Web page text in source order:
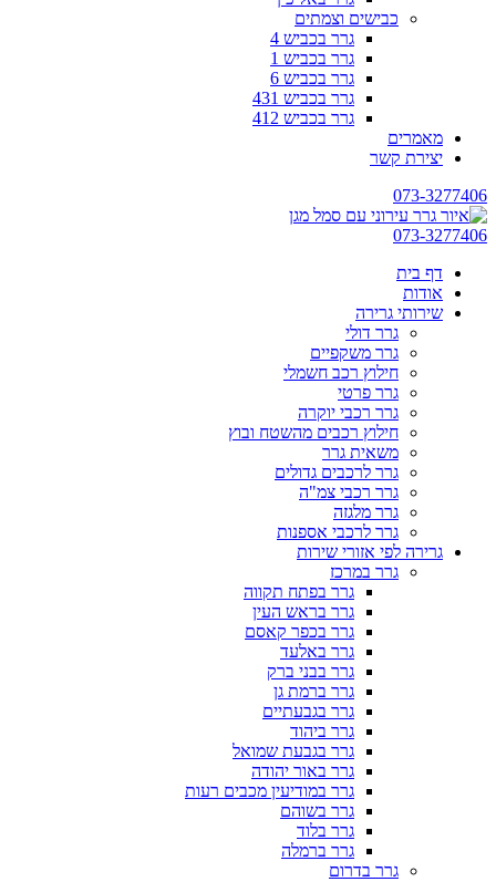
כבישים וצמתים
גרר בכביש 4
גרר בכביש 1
גרר בכביש 6
גרר בכביש 431
גרר בכביש 412
מאמרים
יצירת קשר
073-3277406
073-3277406
דף בית
אודות
שירותי גרירה
גרר דולי
גרר משקפיים
חילוץ רכב חשמלי
גרר פרטי
גרר רכבי יוקרה
חילוץ רכבים מהשטח ובוץ
משאית גרר
גרר לרכבים גדולים
גרר רכבי צמ"ה
גרר מלגזה
גרר לרכבי אספנות
גרירה לפי אזורי שירות
גרר במרכז
גרר בפתח תקווה
גרר בראש העין
גרר בכפר קאסם
גרר באלעד
גרר בבני ברק
גרר ברמת גן
גרר בגבעתיים
גרר ביהוד
גרר בגבעת שמואל
גרר באור יהודה
גרר במודיעין מכבים רעות
גרר בשוהם
גרר בלוד
גרר ברמלה
גרר בדרום